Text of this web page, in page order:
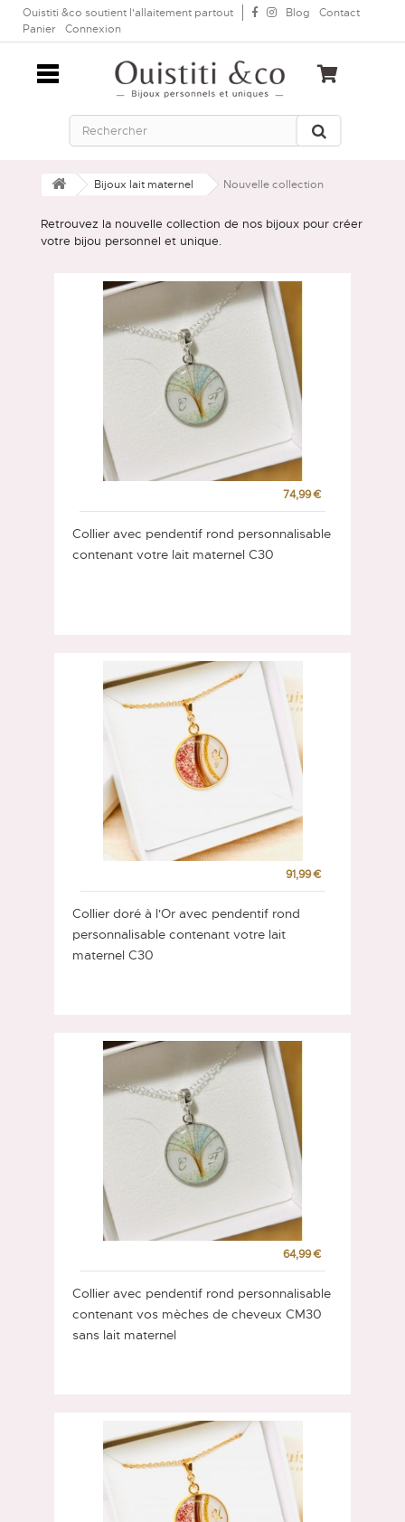
Ouistiti &co soutient l'allaitement partout Blog
Contact
Panier
Connexion
Bijoux lait maternel Nouvelle collection
Retrouvez la nouvelle collection de nos bijoux pour créer
votre bijou personnel et unique.
Collier avec pendentif rond personnalisable
contenant votre lait maternel C30
74,99 €
Collier doré à l'Or avec pendentif rond
personnalisable contenant votre lait
maternel C30
91,99 €
Collier avec pendentif rond personnalisable
contenant vos mèches de cheveux CM30
sans lait maternel
64,99 €